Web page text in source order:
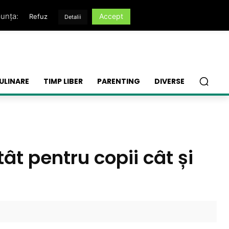
TIMP LIBER PARENTING DIVERSE
pentru copii cât și
Refuz Detalii Accept